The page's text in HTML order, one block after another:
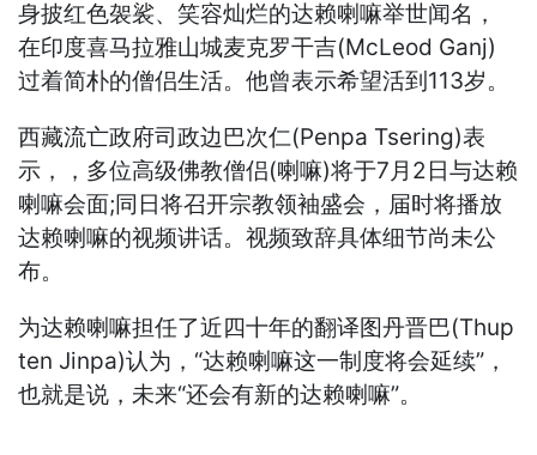
身披红色袈裟、笑容灿烂的达赖喇嘛举世闻名，
在印度喜马拉雅山城麦克罗干吉(McLeod Ganj)
过着简朴的僧侣生活。他曾表示希望活到113岁。
西藏流亡政府司政边巴次仁(Penpa Tsering)表
示，，多位高级佛教僧侣(喇嘛)将于7月2日与达赖
喇嘛会面;同日将召开宗教领袖盛会，届时将播放
达赖喇嘛的视频讲话。视频致辞具体细节尚未公
布。
为达赖喇嘛担任了近四十年的翻译图丹晋巴(Thup
ten Jinpa)认为，“达赖喇嘛这一制度将会延续”，
也就是说，未来“还会有新的达赖喇嘛”。